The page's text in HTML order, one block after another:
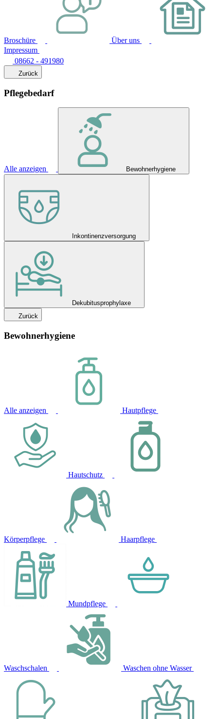
Broschüre
Über uns
Impressum
08662 - 491980
Zurück
Pflegebedarf
Alle anzeigen Bewohnerhygiene
Inkontinenzversorgung
Dekubitusprophylaxe
Zurück
Bewohnerhygiene
Alle anzeigen Hautpflege
Hautschutz
Körperpflege Haarpflege
Mundpflege
Waschschalen Waschen ohne Wasser